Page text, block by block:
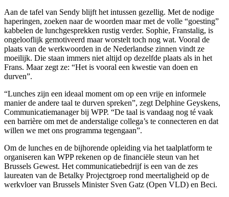
Aan de tafel van Sendy blijft het intussen gezellig. Met de nodige
haperingen, zoeken naar de woorden maar met de volle “goesting”
kabbelen de lunchgesprekken rustig verder. Sophie, Franstalig, is
ongelooflijk gemotiveerd maar worstelt toch nog wat. Vooral de
plaats van de werkwoorden in de Nederlandse zinnen vindt ze
moeilijk. Die staan immers niet altijd op dezelfde plaats als in het
Frans. Maar zegt ze: “Het is vooral een kwestie van doen en
durven”.
“Lunches zijn een ideaal moment om op een vrije en informele
manier de andere taal te durven spreken”, zegt Delphine Geyskens,
Communicatiemanager bij WPP. “De taal is vandaag nog té vaak
een barrière om met de anderstalige collega’s te connecteren en dat
willen we met ons programma tegengaan”.
Om de lunches en de bijhorende opleiding via het taalplatform te
organiseren kan WPP rekenen op de financiële steun van het
Brussels Gewest. Het communicatiebedrijf is een van de zes
laureaten van de Betalky Projectgroep rond meertaligheid op de
werkvloer van Brussels Minister Sven Gatz (Open VLD) en Beci.